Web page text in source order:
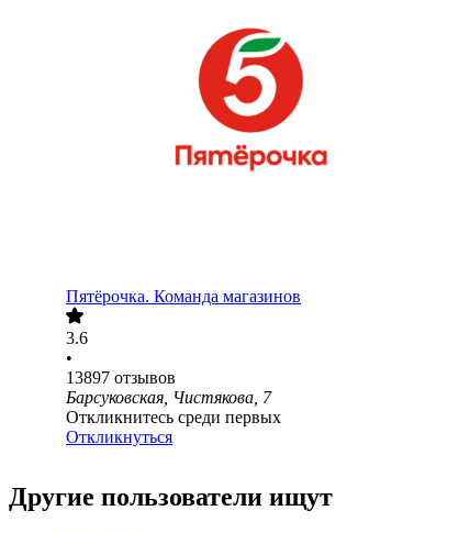
Пятёрочка. Команда магазинов
3.6
•
13897 отзывов
Барсуковская, Чистякова, 7
Откликнитесь среди первых
Откликнуться
Другие пользователи ищут